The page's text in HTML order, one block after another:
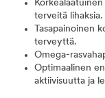
terveitä lihaksia.
Tasapainoinen
terveyttä.
Omega-
Optimaalinen
aktiivisuutta ja